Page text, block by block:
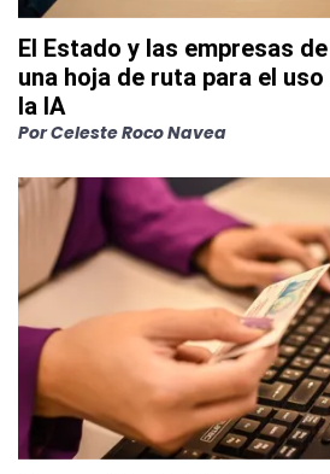
El Estado y las empresas
una hoja de ruta para el
la IA
PorCeleste Roco Navea